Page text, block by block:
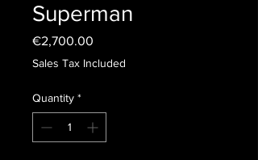
Superman
€2,700.00
Sales Tax Included
Quantity *